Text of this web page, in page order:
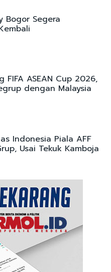
Bogor Segera
FIFA ASEAN Cup 2026,
dengan Malaysia
Indonesia Piala AFF
Usai Tekuk Kamboja